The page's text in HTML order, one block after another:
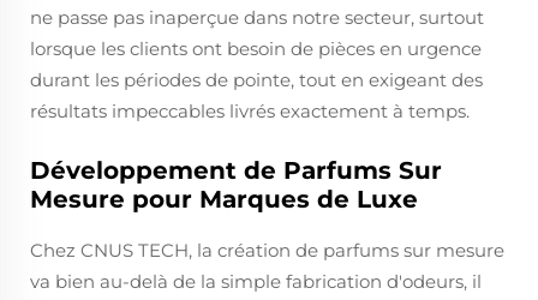
ne passe pas inaperçue dans notre secteur, surtout
lorsque les clients ont besoin de pièces en urgence
durant les périodes de pointe, tout en exigeant des
résultats impeccables livrés exactement à temps.
Développement de Parfums Sur
Mesure pour Marques de Luxe
Chez CNUS TECH, la création de parfums sur mesure
va bien au-delà de la simple fabrication d'odeurs, il